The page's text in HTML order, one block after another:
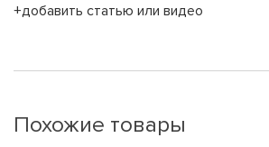
+добавить статью или видео
Похожие товары